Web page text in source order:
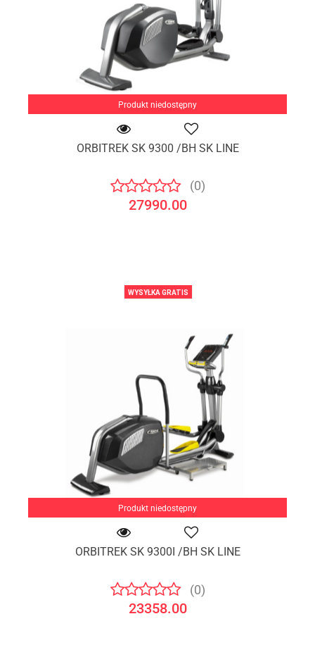
Produkt niedostępny
ORBITREK SK 9300 /BH SK LINE
(0)
27990.00
WYSYŁKA GRATIS
Produkt niedostępny
ORBITREK SK 9300I /BH SK LINE
(0)
23358.00